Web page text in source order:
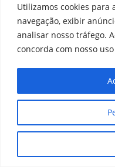
Utilizamos cookies
navegação, exibir
analisar nosso tráfego.
concorda com nosso
Volta Redonda/RJ
CEP: 27.260-280
Tel.:
(24) 3342-4320